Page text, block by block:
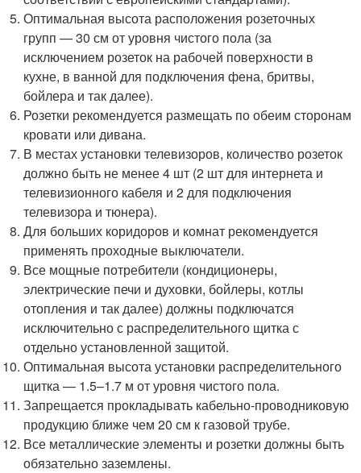
Оптимальная высота расположения розеточных
групп — 30 см от уровня чистого пола (за
исключением розеток на рабочей поверхности в
кухне, в ванной для подключения фена, бритвы,
бойлера и так далее).
Розетки рекомендуется размещать по обеим сторонам
кровати или дивана.
В местах установки телевизоров, количество розеток
должно быть не менее 4 шт (2 шт для интернета и
телевизионного кабеля и 2 для подключения
телевизора и тюнера).
Для больших коридоров и комнат рекомендуется
применять проходные выключатели.
Все мощные потребители (кондиционеры,
электрические печи и духовки, бойлеры, котлы
отопления и так далее) должны подключатся
исключительно с распределительного щитка с
отдельно установленной защитой.
Оптимальная высота установки распределительного
щитка — 1.5–1.7 м от уровня чистого пола.
Запрещается прокладывать кабельно-проводниковую
продукцию ближе чем 20 см к газовой трубе.
Все металлические элементы и розетки должны быть
обязательно заземлены.